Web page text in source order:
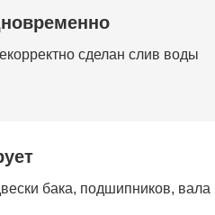
сделан слив воды
бака, подшипников, вала